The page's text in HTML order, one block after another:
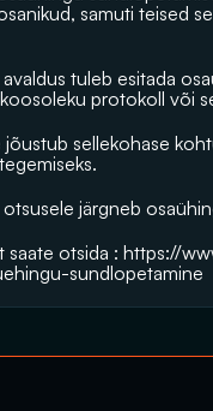
samuti teised
tuleb esitada
protokoll või
sellekohase
järgneb
saate otsida : https://
sundlopetamine